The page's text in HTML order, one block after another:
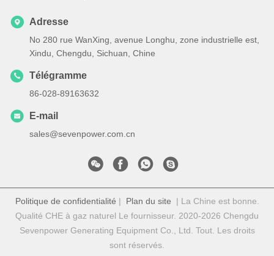
Adresse
No 280 rue WanXing, avenue Longhu, zone industrielle est,
Xindu, Chengdu, Sichuan, Chine
Télégramme
86-028-89163632
E-mail
sales@sevenpower.com.cn
Politique de confidentialité | Plan du site | La Chine est bonne.
Qualité CHE à gaz naturel Le fournisseur. 2020-2026 Chengdu
Sevenpower Generating Equipment Co., Ltd. Tout. Les droits
sont réservés.